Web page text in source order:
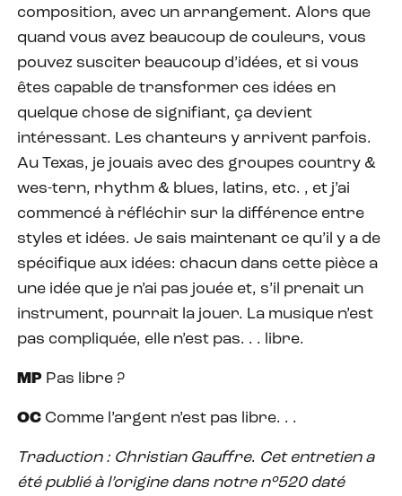
composition, avec un arrangement. Alors que
quand vous avez beaucoup de couleurs, vous
pouvez susciter beaucoup d’idées, et si vous
êtes capable de transformer ces idées en
quelque chose de signifiant, ça devient
intéressant. Les chanteurs y arrivent parfois.
Au Texas, je jouais avec des groupes country &
wes-tern, rhythm & blues, latins, etc. , et j’ai
commencé à réfléchir sur la différence entre
styles et idées. Je sais maintenant ce qu’il y a de
spécifique aux idées: chacun dans cette pièce a
une idée que je n’ai pas jouée et, s’il prenait un
instrument, pourrait la jouer. La musique n’est
pas compliquée, elle n’est pas. . . libre.
MP Pas libre ?
OC Comme l’argent n’est pas libre. . .
Traduction : Christian Gauffre. Cet entretien a
été publié à l’origine dans notre n°520 daté